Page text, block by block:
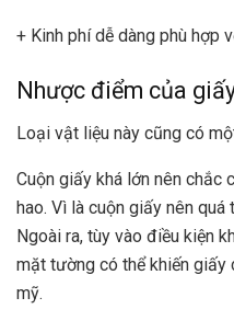
+ Kinh phí dễ dàng phù hợp
Nhược điểm của
Loại vật liệu này cũng có
Cuộn giấy khá lớn nên chắc
hao. Vì là cuộn giấy nên
Ngoài ra, tùy vào điều kiện
mặt tường có thể khiến giấy
mỹ.